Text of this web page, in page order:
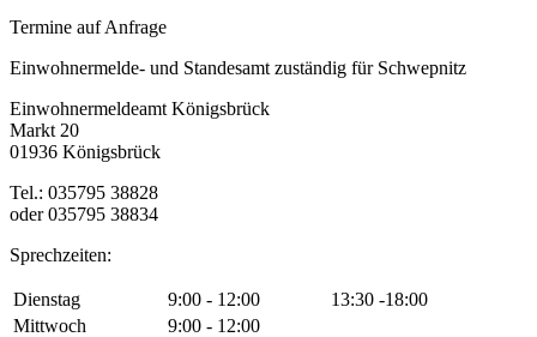
Termine auf Anfrage
Einwohnermelde- und Standesamt zuständig für Schwepnitz
Einwohnermeldeamt Königsbrück
Markt 20
01936 Königsbrück
Tel.: 035795 38828
oder 035795 38834
Sprechzeiten:
Dienstag 9:00 - 12:00
13:30 -18:00
Mittwoch
9:00 - 12:00